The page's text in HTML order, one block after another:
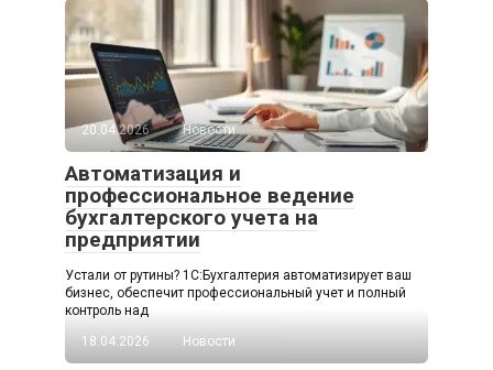
20.04.2026 Новости
Автоматизация и
профессиональное ведение
бухгалтерского учета на
предприятии
Устали от рутины? 1C:Бухгалтерия автоматизирует ваш
бизнес, обеспечит профессиональный учет и полный
контроль над
18.04.2026
Новости